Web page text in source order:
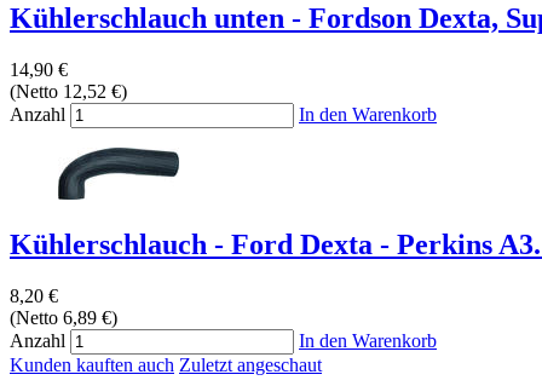
Kühlerschlauch unten - Fordson Dexta,
14,90 €
(Netto 12,52 €)
Anzahl
In den Warenkorb
Kühlerschlauch - Ford Dexta - Perkins
8,20 €
(Netto 6,89 €)
Anzahl
In den Warenkorb
Kunden kauften auch Zuletzt angeschaut